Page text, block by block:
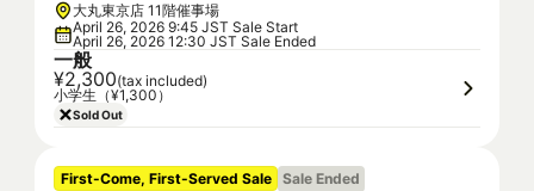
大丸東京店 11階催事場
April 26, 2026 9:45 JST Sale Start
April 26, 2026 12:30 JST Sale Ended
一般
¥2,300(tax included)
小学生（¥1,300）
Sold Out
First-Come, First-Served Sale Sale Ended